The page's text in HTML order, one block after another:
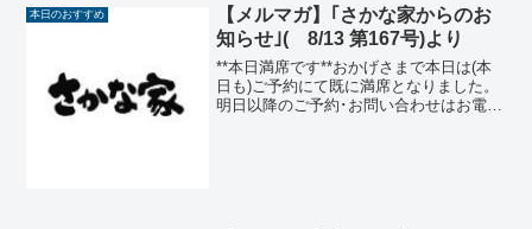
本日のおすすめ
【メルマガ】｢さかな家からのお
知らせ｣( 8/13 第167号)より
**本日満席です**おかげさまで本日は(本
日も)ご予約にて既に満席となりました。
明日以降のご予約･お問い合わせはお電話